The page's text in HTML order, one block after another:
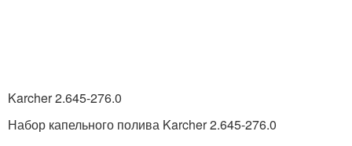
Karcher 2.645-276.0
Набор капельного полива Karcher 2.645-276.0